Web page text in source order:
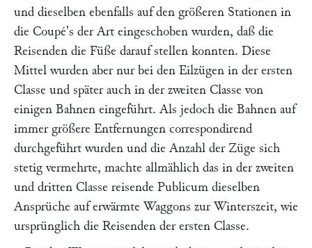
und dieselben ebenfalls auf den größeren Stationen in
die Coupé's der Art eingeschoben wurden, daß die
Reisenden die Füße darauf stellen konnten. Diese
Mittel wurden aber nur bei den Eilzügen in der ersten
Classe und später auch in der zweiten Classe von
einigen Bahnen eingeführt. Als jedoch die Bahnen auf
immer größere Entfernungen correspondirend
durchgeführt wurden und die Anzahl der Züge sich
stetig vermehrte, machte allmählich das in der zweiten
und dritten Classe reisende Publicum dieselben
Ansprüche auf erwärmte Waggons zur Winterszeit, wie
ursprünglich die Reisenden der ersten Classe.